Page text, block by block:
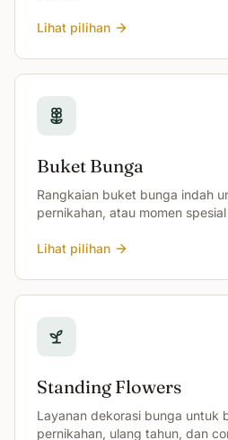
Lihat pilihan
Buket Bunga
Rangkaian buket bunga indah
pernikahan, atau momen
Lihat pilihan
Standing Flowers
Layanan dekorasi bunga untuk
pernikahan, ulang tahun, dan